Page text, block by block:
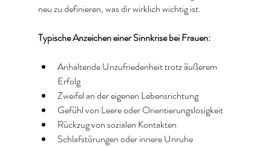
neu zu definieren, was dir wirklich wichtig ist.
Typische Anzeichen einer Sinnkrise bei Frauen:
Anhaltende Unzufriedenheit trotz äußerem
Erfolg
Zweifel an der eigenen Lebensrichtung
Gefühl von Leere oder Orientierungslosigkeit
Rückzug von sozialen Kontakten
Schlafstörungen oder innere Unruhe